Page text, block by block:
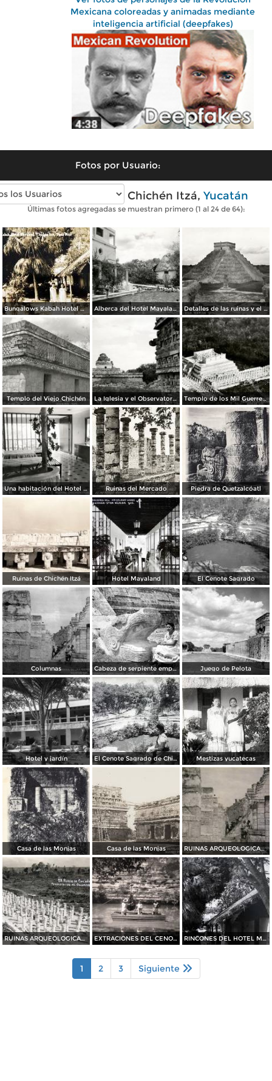
Mexicana coloreadas y animadas mediante
inteligencia artificial (deepfakes)
Fotos por Usuario:
Fotos antiguas de Chichén Itzá, Yucatán
Últimas fotos agregadas se muestran primero (1 al 24 de 64):
Bungalows Kabah Hotel Mayaland. Alberca del Hotel Mayaland Detalles de las ruinas y el castillo
Templo del Viejo Chichén La Iglesia y el Observatorio Templo de los Mil Guerreros
Una habitación del Hotel Mayaland Ruinas del Mercado Piedra de Quetzalcóatl
Ruinas de Chichén Itzá Hotel Mayaland El Cenote Sagrado
Columnas Cabeza de serpiente emplumada (Quetzalcóatl) Juego de Pelota
Hotel y jardín El Cenote Sagrado de Chichen Itza Yucatan Mestizas yucatecas
Casa de las Monjas Casa de las Monjas RUINAS ARQUEOLOGICAS Las Columnas
RUINAS ARQUEOLOGICAS El templo de las mil Columnas EXTRACIONES DEL CENOTE SAGRADO RINCONES DEL HOTEL MAYALAND
1 2 3 Siguiente